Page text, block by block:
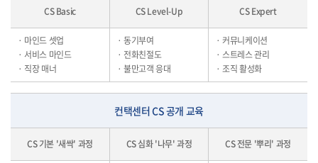
CS Basic CS Level-Up CS Expert
· 마인드 셋업
· 서비스 마인드
· 직장 매너
· 동기부여
· 전화친절도
· 불만고객 응대
· 커뮤니케이션
· 스트레스 관리
· 조직 활성화
컨택센터 CS 공개 교육
CS 기본 '새싹' 과정 CS 심화 '나무' 과정 CS 전문 '뿌리' 과정